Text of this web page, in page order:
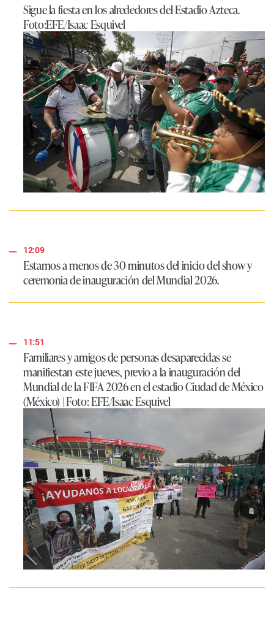
Sigue la fiesta en los alrededores del Estadio Azteca.
Foto:EFE/Isaac Esquivel
12:09
Estamos a menos de 30 minutos del inicio del show y
ceremonia de inauguración del Mundial 2026.
11:51
Familiares y amigos de personas desaparecidas se
manifiestan este jueves, previo a la inauguración del
Mundial de la FIFA 2026 en el estadio Ciudad de México
(México) | Foto: EFE/Isaac Esquivel